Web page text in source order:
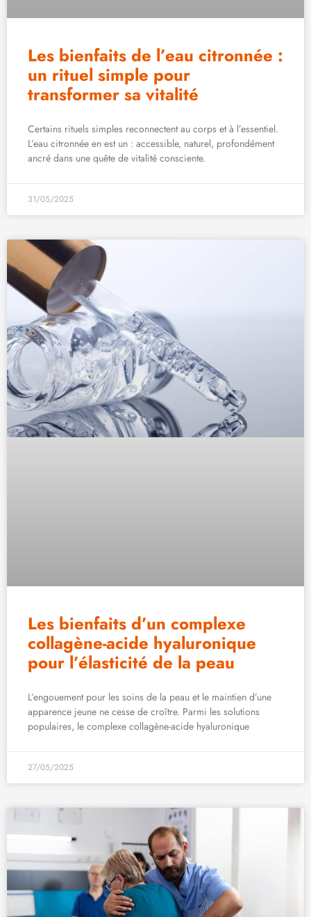
Les bienfaits de l’eau citronnée :
un rituel simple pour
transformer sa vitalité
Certains rituels simples reconnectent au corps et à l’essentiel.
L’eau citronnée en est un : accessible, naturel, profondément
ancré dans une quête de vitalité consciente.
31/05/2025
Les bienfaits d’un complexe
collagène-acide hyaluronique
pour l’élasticité de la peau
L’engouement pour les soins de la peau et le maintien d’une
apparence jeune ne cesse de croître. Parmi les solutions
populaires, le complexe collagène-acide hyaluronique
27/05/2025